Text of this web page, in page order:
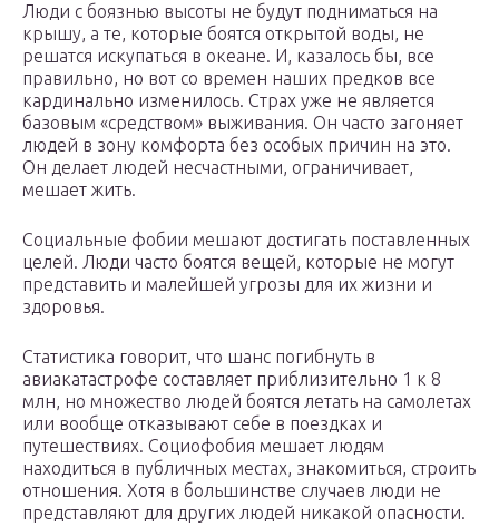
Люди с боязнью высоты не будут подниматься на
крышу, а те, которые боятся открытой воды, не
решатся искупаться в океане. И, казалось бы, все
правильно, но вот со времен наших предков все
кардинально изменилось. Страх уже не является
базовым «средством» выживания. Он часто загоняет
людей в зону комфорта без особых причин на это.
Он делает людей несчастными, ограничивает,
мешает жить.
Социальные фобии мешают достигать поставленных
целей. Люди часто боятся вещей, которые не могут
представить и малейшей угрозы для их жизни и
здоровья.
Статистика говорит, что шанс погибнуть в
авиакатастрофе составляет приблизительно 1 к 8
млн, но множество людей боятся летать на самолетах
или вообще отказывают себе в поездках и
путешествиях. Социофобия мешает людям
находиться в публичных местах, знакомиться, строить
отношения. Хотя в большинстве случаев люди не
представляют для других людей никакой опасности.